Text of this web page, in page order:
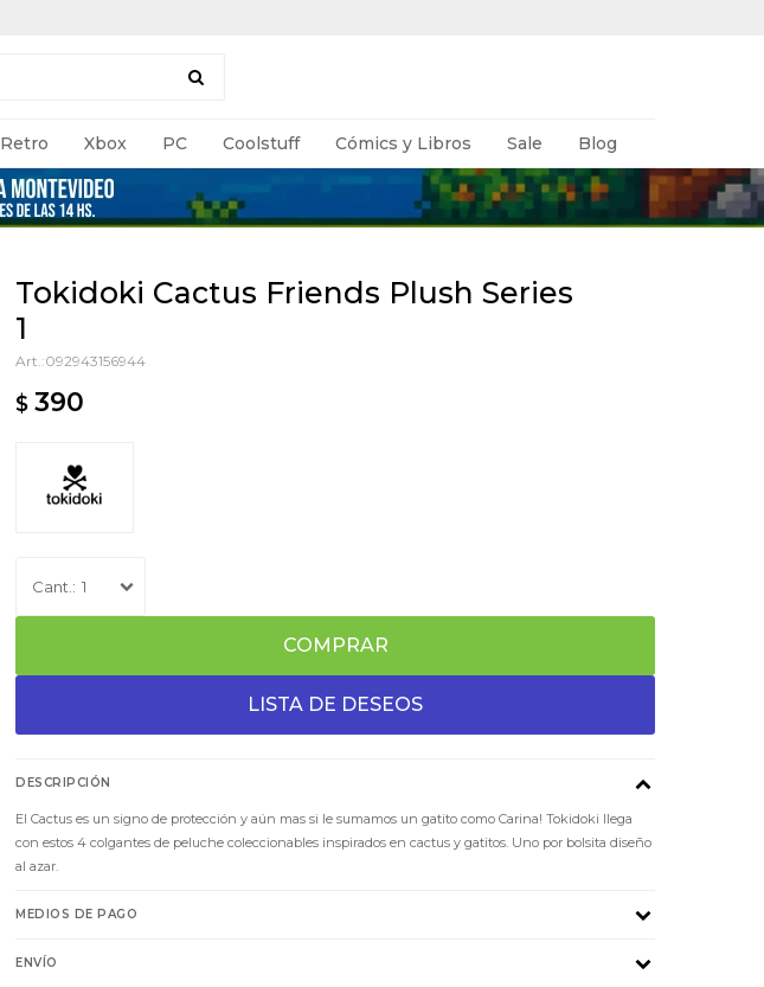
Retro Xbox PC Coolstuff Cómics y Libros Sale Blog
Tokidoki Cactus Friends Plush Series
1
092943156944
$ 390
1
COMPRAR
DESCRIPCIÓN
El Cactus es un signo de protección y aún mas si le sumamos un gatito como Carina! Tokidoki llega
con estos 4 colgantes de peluche coleccionables inspirados en cactus y gatitos. Uno por bolsita diseño
al azar.
MEDIOS DE PAGO
ENVÍO